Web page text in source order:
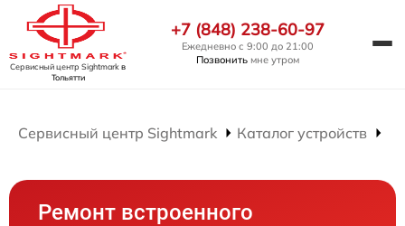
Сервисный центр Sightmarkв
Тольятти
+7 (848) 238-60-97
Ежедневно с 9:00 до 21:00
Позвонить мне утром
Сервисный центр Sightmark Каталог устройств
Ремонт встроенного